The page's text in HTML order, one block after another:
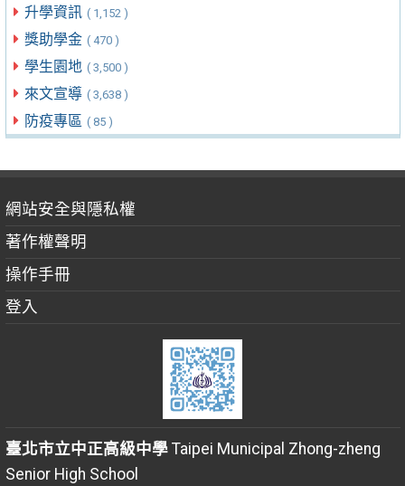
升學資訊 ( 1,152 )
獎助學金 ( 470 )
學生園地 ( 3,500 )
來文宣導 ( 3,638 )
防疫專區 ( 85 )
網站安全與隱私權
著作權聲明
操作手冊
登入
臺北市立中正高級中學Taipei Municipal Zhong-zheng
Senior High School